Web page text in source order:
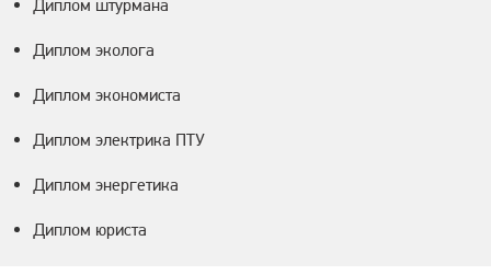
Диплом штурмана
Диплом эколога
Диплом экономиста
Диплом электрика ПТУ
Диплом энергетика
Диплом юриста